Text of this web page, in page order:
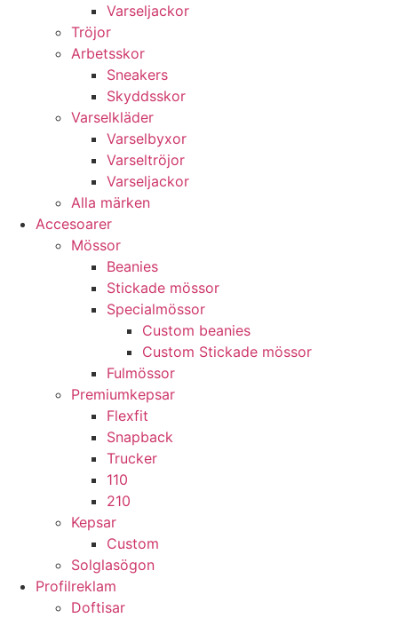
Varseljackor
Tröjor
Arbetsskor
Sneakers
Skyddsskor
Varselkläder
Varselbyxor
Varseltröjor
Varseljackor
Alla märken
Accesoarer
Mössor
Beanies
Stickade mössor
Specialmössor
Custom beanies
Custom Stickade mössor
Fulmössor
Premiumkepsar
Flexfit
Snapback
Trucker
110
210
Kepsar
Custom
Solglasögon
Profilreklam
Doftisar